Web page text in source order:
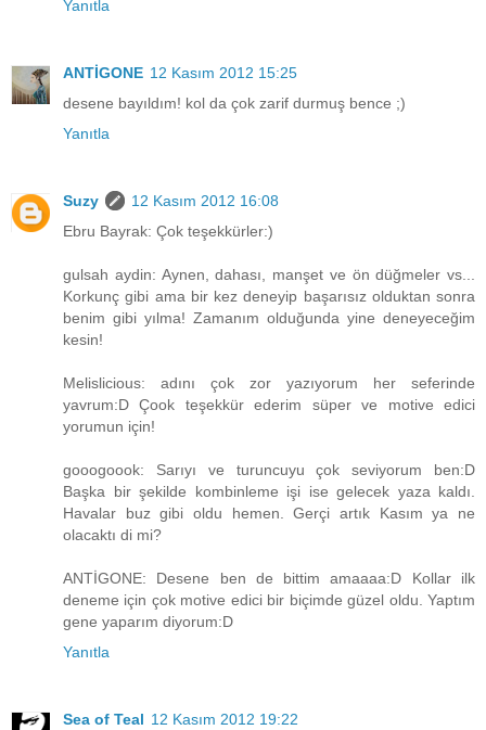
Yanıtla
ANTİGONE 12 Kasım 2012 15:25
desene bayıldım! kol da çok zarif durmuş bence ;)
Yanıtla
Suzy
12 Kasım 2012 16:08
Ebru Bayrak: Çok teşekkürler:)
gulsah aydin: Aynen, dahası, manşet ve ön düğmeler vs...
Korkunç gibi ama bir kez deneyip başarısız olduktan sonra
benim gibi yılma! Zamanım olduğunda yine deneyeceğim
kesin!
Melislicious: adını çok zor yazıyorum her seferinde
yavrum:D Çook teşekkür ederim süper ve motive edici
yorumun için!
gooogoook: Sarıyı ve turuncuyu çok seviyorum ben:D
Başka bir şekilde kombinleme işi ise gelecek yaza kaldı.
Havalar buz gibi oldu hemen. Gerçi artık Kasım ya ne
olacaktı di mi?
ANTİGONE: Desene ben de bittim amaaaa:D Kollar ilk
deneme için çok motive edici bir biçimde güzel oldu. Yaptım
gene yaparım diyorum:D
Yanıtla
Sea of Teal 12 Kasım 2012 19:22